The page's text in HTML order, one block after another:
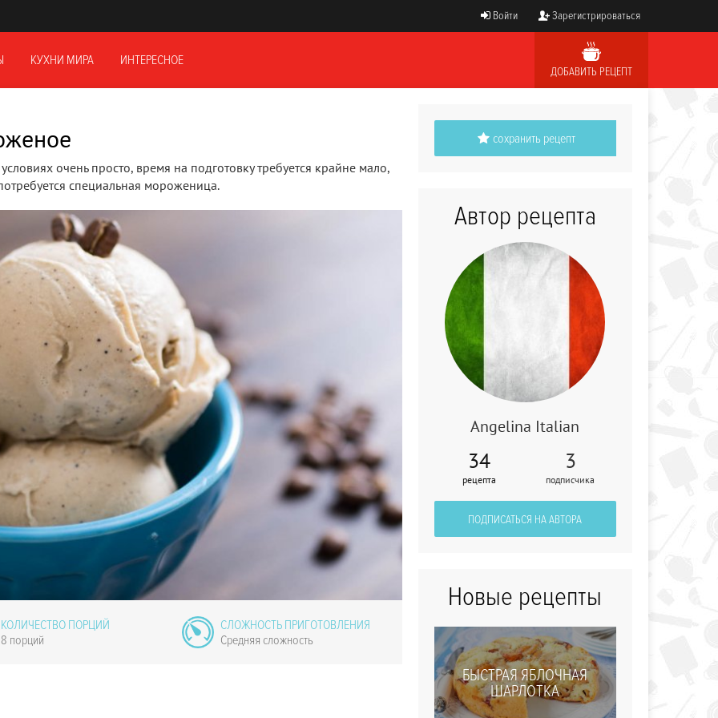
Войти Зарегистрироваться
КУХНИ МИРА ИНТЕРЕСНОЕ
ДОБАВИТЬ РЕЦЕПТ
очень просто, время на подготовку требуется крайне мало,
специальная мороженица.
Десерт из дыни
по-французски
КОЛИЧЕСТВО ПОРЦИЙ
8 порций
СЛОЖНОСТЬ ПРИГОТОВЛЕНИЯ
Средняя сложность
сохранить рецепт
Автор рецепта
Angelina Italian
34
рецепта
3
подписчика
ПОДПИСАТЬСЯ НА АВТОРА
Новые рецепты
БЫСТРАЯ ЯБЛОЧНАЯ
ШАРЛОТКА